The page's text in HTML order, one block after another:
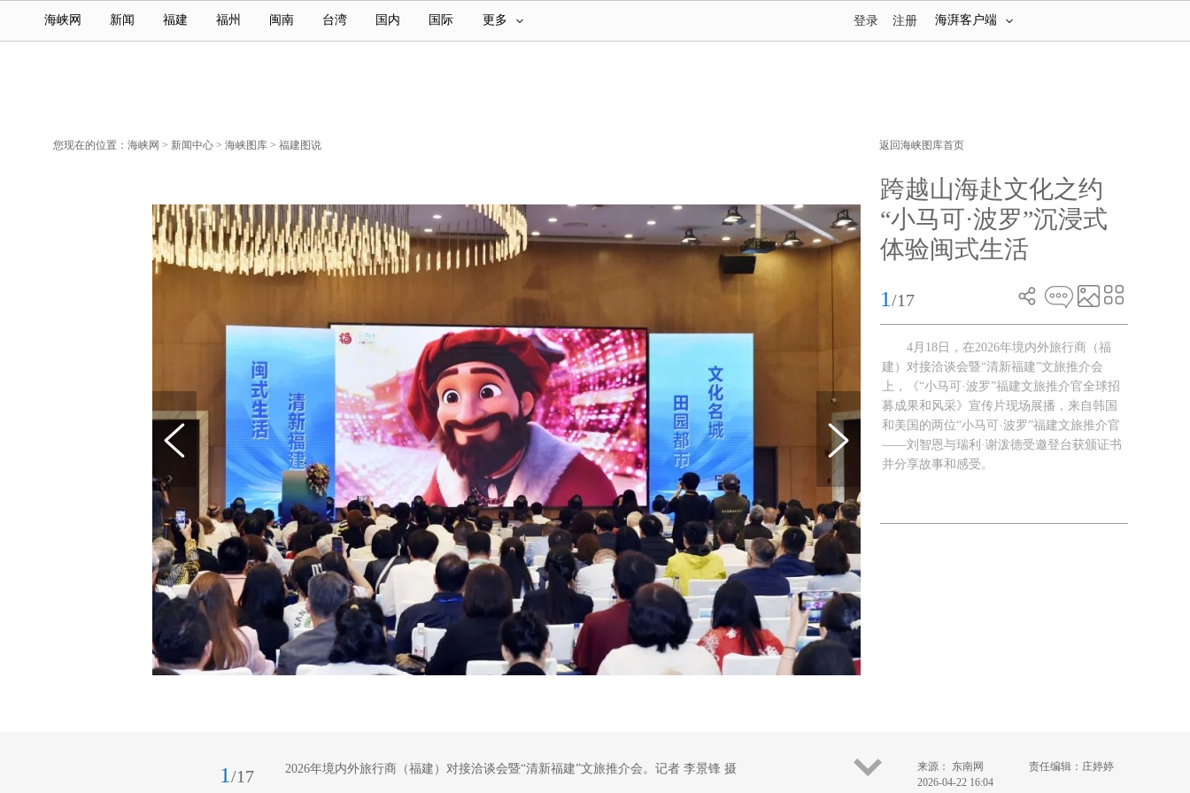
海峡网 新闻 福建 福州 闽南 台湾 国内 国际 更多 海湃客户端
登录 注册
您现在的位置： 海峡网 > 新闻中心 > 海峡图库 > 福建图说 返回海峡图库首页
跨越山海赴文化之约
“小马可·波罗”沉浸式
体验闽式生活
1 /17
4月18日，在2026年境内外旅行商（福
建）对接洽谈会暨“清新福建”文旅推介会
上，《“小马可·波罗”福建文旅推介官全球招
募成果和风采》宣传片现场展播，来自韩国
和美国的两位“小马可·波罗”福建文旅推介官
——刘智恩与瑞利·谢泼德受邀登台获颁证书
并分享故事和感受。
1 /17 2026年境内外旅行商（福建）对接洽谈会暨“清新福建”文旅推介会。记者 李景锋 摄
来源： 东南网
2026-04-22 16:04
责任编辑：庄婷婷